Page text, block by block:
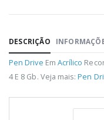
DESCRIÇÃO
Pen Drive Em Acrílico
4 E 8 Gb. Veja mais:Pen